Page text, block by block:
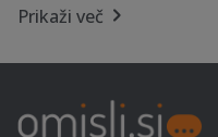
Izterjava dolga - Bovec
vezenje - Bovec
Prikaži več